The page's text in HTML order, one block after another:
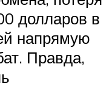
долларов в
напрямую
Правда,